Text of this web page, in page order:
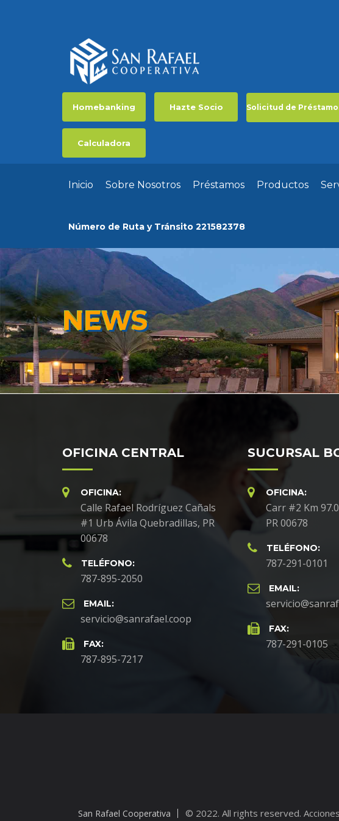
Homebanking Hazte Socio Solicitud de
Calculadora
Inicio Sobre Nosotros Préstamos Productos
Número de Ruta y Tránsito 221582378
NEWS
OFICINA CENTRAL
OFICINA:
Calle Rafael Rodríguez Cañals
#1 Urb Ávila Quebradillas, PR
00678
TELÉFONO:
787-895-2050
EMAIL:
servicio@sanrafael.coop
FAX:
787-895-7217
SUCURSAL
OFICINA:
Carr #2 Km
PR 00678
TELÉFONO:
787-291-0101
EMAIL:
FAX:
787-291-0105
San Rafael Cooperativa © 2022. All rights reserved.